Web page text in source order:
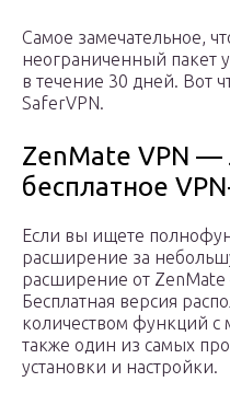
Самое замечательное,
неограниченный пакет
в течение 30 дней. Вот
SaferVPN.
ZenMate VPN
бесплатное
Если вы ищете
расширение за
расширение от
Бесплатная версия
количеством функций
также один из самых
установки и настройки.